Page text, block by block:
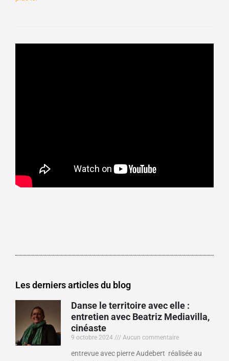
Les derniers articles du blog
Danse le territoire avec elle :
entretien avec Beatriz Mediavilla,
cinéaste
9 octobre 2024 Aucun commentaire
entrevue avec pierre Audebert réalisée au